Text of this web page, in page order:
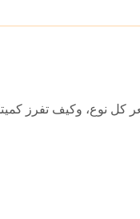
كل نوع، وكيف تفرز